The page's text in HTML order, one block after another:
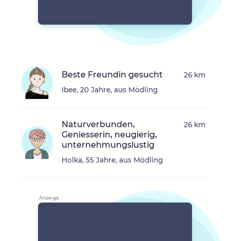
Beste Freundin gesucht
Ibee, 20 Jahre, aus Mödling
26 km
Naturverbunden,
Geniesserin, neugierig,
unternehmungslustig
Holka, 55 Jahre, aus Mödling
26 km